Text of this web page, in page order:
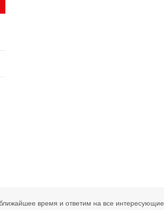
время и ответим на все интересующие